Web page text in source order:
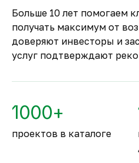
только после ввода
Комфортное и
безопасное место для
жизни
По уровню
занимают второе
Больше 10 лет помогаем
получать максимум от
доверяют инвесторы и
услуг подтверждают
1000+
проектов в каталоге